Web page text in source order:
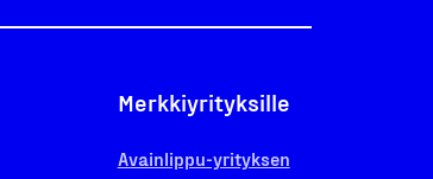
Merkkiyrityksille
Avainlippu-yrityksen